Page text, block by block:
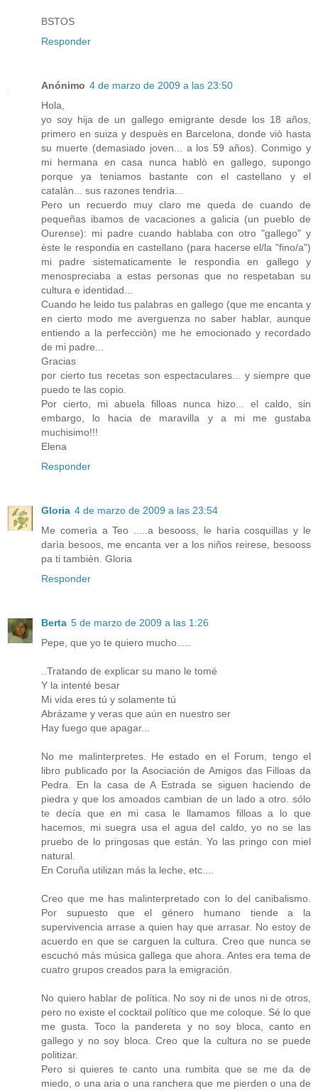
BSTOS
Responder
Anónimo 4 de marzo de 2009 a las 23:50
Hola,
yo soy hija de un gallego emigrante desde los 18 años,
primero en suiza y despuès en Barcelona, donde viò hasta
su muerte (demasiado joven... a los 59 años). Conmigo y
mi hermana en casa nunca hablò en gallego, supongo
porque ya teniamos bastante con el castellano y el
catalàn... sus razones tendrìa...
Pero un recuerdo muy claro me queda de cuando de
pequeñas ibamos de vacaciones a galicia (un pueblo de
Ourense): mi padre cuando hablaba con otro "gallego" y
èste le respondia en castellano (para hacerse el/la "fino/a")
mi padre sistematicamente le respondìa en gallego y
menospreciaba a estas personas que no respetaban su
cultura e identidad...
Cuando he leido tus palabras en gallego (que me encanta y
en cierto modo me averguenza no saber hablar, aunque
entiendo a la perfecciòn) me he emocionado y recordado
de mi padre...
Gracias
por cierto tus recetas son espectaculares... y siempre que
puedo te las copio.
Por cierto, mi abuela filloas nunca hizo... el caldo, sin
embargo, lo hacia de maravilla y a mi me gustaba
muchisimo!!!
Elena
Responder
Gloria 4 de marzo de 2009 a las 23:54
Me comerìa a Teo .....a besooss, le harìa cosquillas y le
darìa besoos, me encanta ver a los niños reirese, besooss
pa ti tambièn. Gloria
Responder
Berta 5 de marzo de 2009 a las 1:26
Pepe, que yo te quiero mucho.....
..Tratando de explicar su mano le tomé
Y la intenté besar
Mi vida eres tú y solamente tú
Abrázame y veras que aún en nuestro ser
Hay fuego que apagar...
No me malinterpretes. He estado en el Forum, tengo el
libro publicado por la Asociación de Amigos das Filloas da
Pedra. En la casa de A Estrada se siguen haciendo de
piedra y que los amoados cambian de un lado a otro. sólo
te decía que en mi casa le llamamos filloas a lo que
hacemos, mi suegra usa el agua del caldo, yo no se las
pruebo de lo pringosas que están. Yo las pringo con miel
natural.
En Coruña utilizan más la leche, etc....
Creo que me has malinterpretado con lo del canibalismo.
Por supuesto que el género humano tiende a la
supervivencia arrase a quien hay que arrasar. No estoy de
acuerdo en que se carguen la cultura. Creo que nunca se
escuchó más música gallega que ahora. Antes era tema de
cuatro grupos creados para la emigración.
No quiero hablar de política. No soy ni de unos ni de otros,
pero no existe el cocktail político que me coloque. Sé lo que
me gusta. Toco la pandereta y no soy bloca, canto en
gallego y no soy bloca. Creo que la cultura no se puede
politizar.
Pero si quieres te canto una rumbita que se me da de
miedo, o una aria o una ranchera que me pierden o una de